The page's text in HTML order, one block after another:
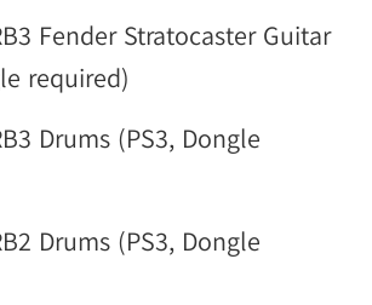
Fender Stratocaster Guitar
required)
Drums (PS3, Dongle
Drums (PS3, Dongle